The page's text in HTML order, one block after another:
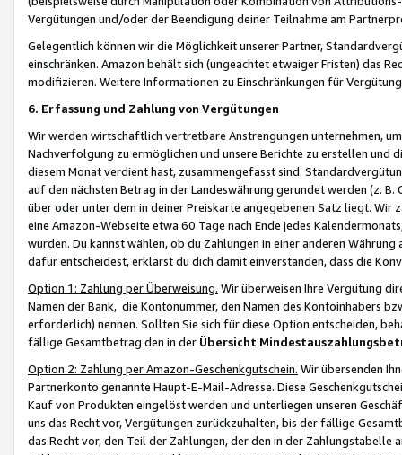
Vergütungen und/oder der Beendigung deiner Teilnahme am
Gelegentlich können wir die Möglichkeit unserer Partner,
einschränken. Amazon behält sich (ungeachtet etwaiger Fristen) das
modifizieren. Weitere Informationen zu Einschränkungen für
6. Erfassung und Zahlung von Vergütungen
Wir werden wirtschaftlich vertretbare Anstrengungen unternehmen,
Nachverfolgung zu ermöglichen und unsere Berichte zu erstellen und
diesem Monat verdient hast, zusammengefasst sind.
auf den nächsten Betrag in der Landeswährung gerundet werden (z.
über oder unter dem in deiner Preiskarte angegebenen Satz liegt.
eine Amazon-Webseite etwa 60 Tage nach Ende jedes
wurden. Du kannst wählen, ob du Zahlungen in einer anderen
dafür entscheidest, erklärst du dich damit einverstanden, dass die
Option 1: Zahlung per Überweisung. Wir überweisen Ihre Vergütung
Namen der Bank, die Kontonummer, den Namen des Kontoinhabers
erforderlich) nennen. Sollten Sie sich für diese Option entscheiden,
fällige Gesamtbetrag den in der Übersicht
Option 2: Zahlung per Amazon-Geschenkgutschein. Wir übersenden
Partnerkonto genannte Haupt-E-Mail-Adresse. Diese
Kauf von Produkten eingelöst werden und unterliegen unseren
uns das Recht vor, Vergütungen zurückzuhalten, bis der fällige
das Recht vor, den Teil der Zahlungen, der den in der